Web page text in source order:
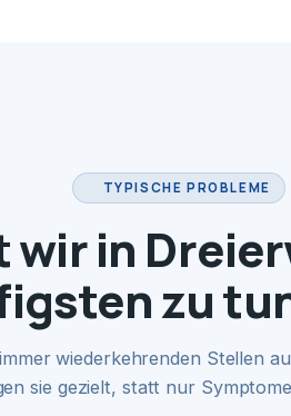
TYPISCHE PROBLEME
wir in
zu
wiederkehrenden Stellen
sie gezielt, statt nur